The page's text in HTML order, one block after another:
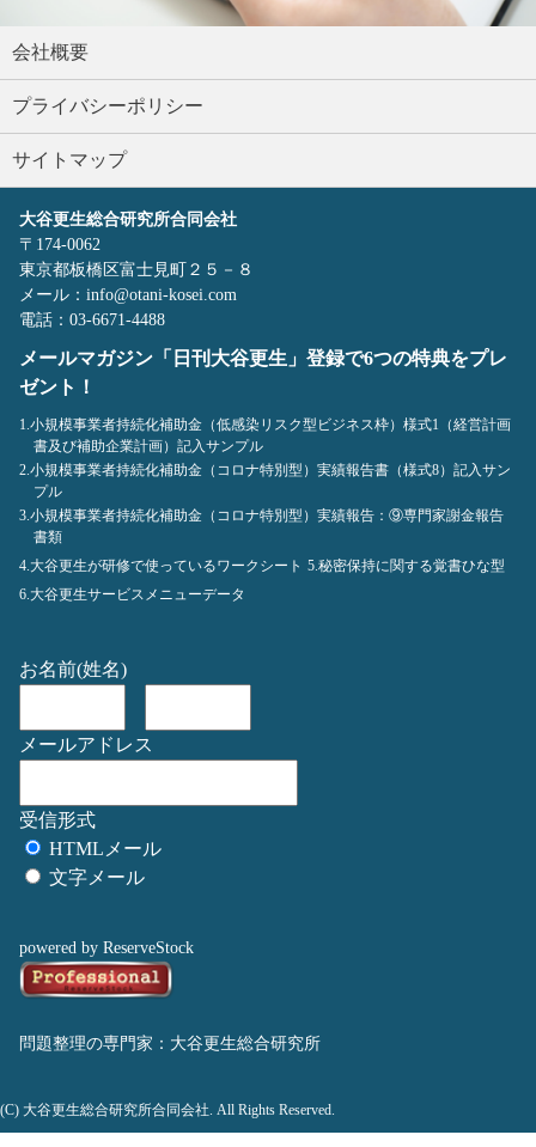
会社概要
プライバシーポリシー
サイトマップ
大谷更生総合研究所合同会社
〒174-0062
東京都板橋区富士見町２５－８
メール：info@otani-kosei.com
電話：03-6671-4488
メールマガジン「日刊大谷更生」登録で6つの特典をプレ
ゼント！
1.小規模事業者持続化補助金（低感染リスク型ビジネス枠）様式1（経営計画
書及び補助企業計画）記入サンプル
2.小規模事業者持続化補助金（コロナ特別型）実績報告書（様式8）記入サン
プル
3.小規模事業者持続化補助金（コロナ特別型）実績報告：⑨専門家謝金報告
書類
4.大谷更生が研修で使っているワークシート 5.秘密保持に関する覚書ひな型
6.大谷更生サービスメニューデータ
お名前(姓名)
メールアドレス
受信形式
HTMLメール
文字メール
powered by ReserveStock
問題整理の専門家：大谷更生総合研究所
(C) 大谷更生総合研究所合同会社. All Rights Reserved.